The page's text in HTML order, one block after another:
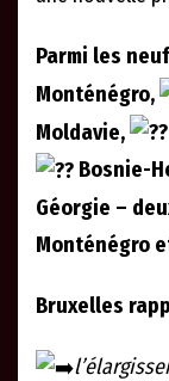
Parmi les
Monténégro,
Moldavie,
Bosnie-
Géorgie –
Monténégro
Bruxelles